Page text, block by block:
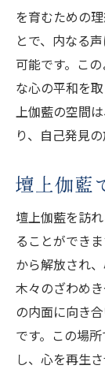
を育むための
とで、内なる
可能です。こ
な心の平和を
上伽藍の空間
り、自己発見
壇上伽藍
壇上伽藍を訪
ることができ
から解放され
木々のざわめ
の内面に向き
です。この場
し、心を再生